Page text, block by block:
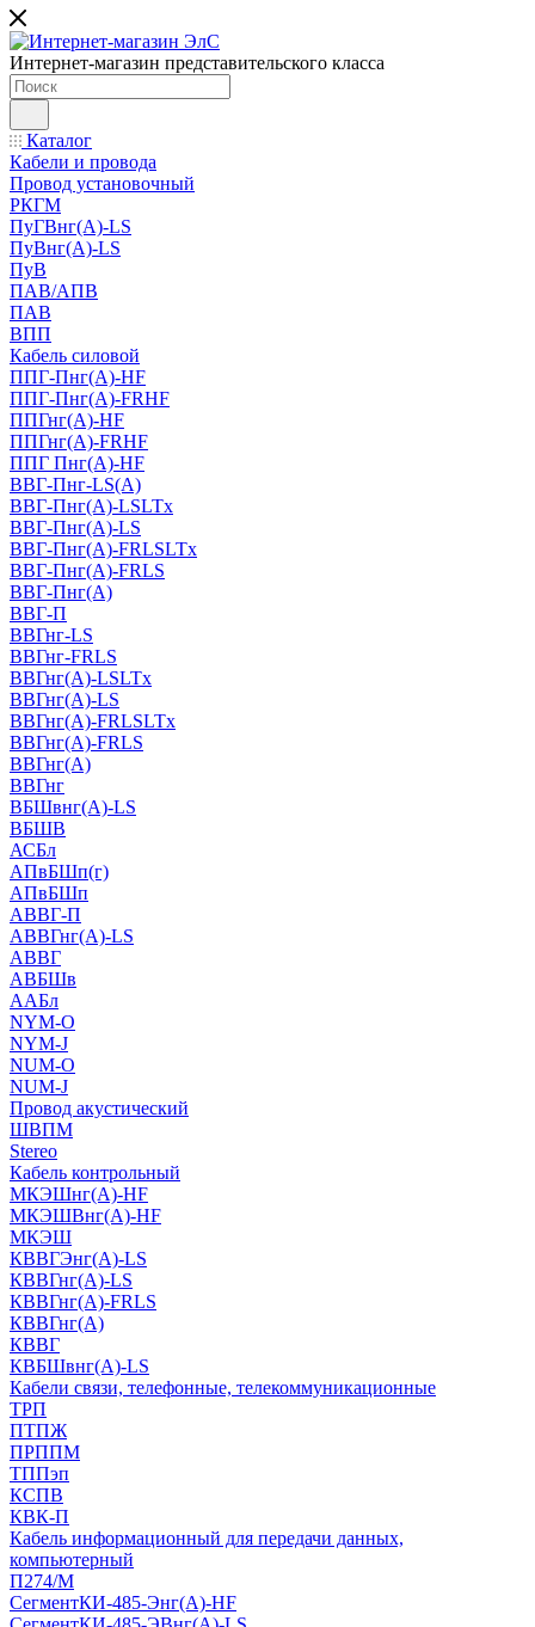
Интернет-магазин представительского класса
Каталог
Кабели и провода
Провод установочный
РКГМ
ПуГВнг(А)-LS
ПуВнг(А)-LS
ПуВ
ПАВ/АПВ
ПАВ
ВПП
Кабель силовой
ППГ-Пнг(А)-HF
ППГ-Пнг(А)-FRHF
ППГнг(А)-HF
ППГнг(А)-FRHF
ППГ Пнг(А)-HF
ВВГ-Пнг-LS(А)
ВВГ-Пнг(А)-LSLTx
ВВГ-Пнг(А)-LS
ВВГ-Пнг(А)-FRLSLTx
ВВГ-Пнг(А)-FRLS
ВВГ-Пнг(А)
ВВГ-П
ВВГнг-LS
ВВГнг-FRLS
ВВГнг(А)-LSLTx
ВВГнг(А)-LS
ВВГнг(А)-FRLSLTx
ВВГнг(А)-FRLS
ВВГнг(А)
ВВГнг
ВБШвнг(А)-LS
ВБШВ
АСБл
АПвБШп(г)
АПвБШп
АВВГ-П
АВВГнг(А)-LS
АВВГ
АВБШв
ААБл
NYM-O
NYM-J
NUM-О
NUM-J
Провод акустический
ШВПМ
Stereo
Кабель контрольный
МКЭШнг(A)-HF
МКЭШВнг(А)-HF
МКЭШ
КВВГЭнг(А)-LS
КВВГнг(А)-LS
КВВГнг(А)-FRLS
КВВГнг(А)
КВВГ
КВБШвнг(А)-LS
Кабели связи, телефонные, телекоммуникационные
ТРП
ПТПЖ
ПРППМ
ТППэп
КСПВ
КВК-П
Кабель информационный для передачи данных,
компьютерный
П274/М
СегментКИ-485-Энг(А)-HF